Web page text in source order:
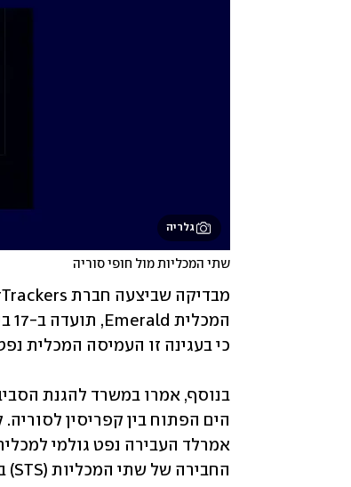
גלריה
שתי המכליות מול חופי סוריה